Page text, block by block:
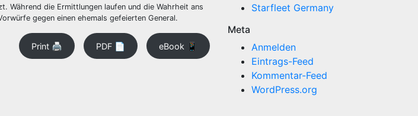
Während die Ermittlungen laufen und die Wahrheit ans
gegen einen ehemals gefeierten General.
Print 🖨 PDF 📄 eBook 📱
Starfleet Germany
Meta
Anmelden
Eintrags-Feed
Kommentar-Feed
WordPress.org